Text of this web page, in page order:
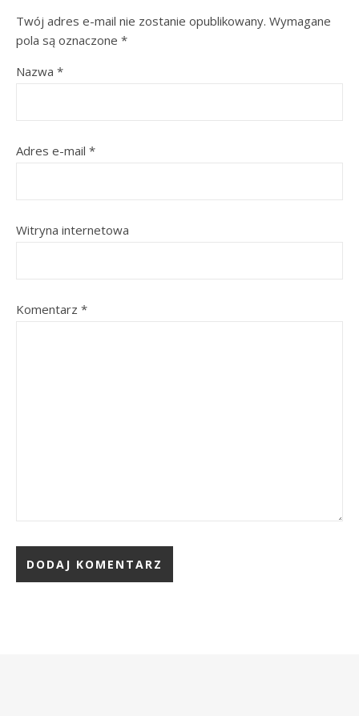
Twój adres e-mail nie zostanie opublikowany. Wymagane
pola są oznaczone *
Nazwa *
Adres e-mail *
Witryna internetowa
Komentarz *